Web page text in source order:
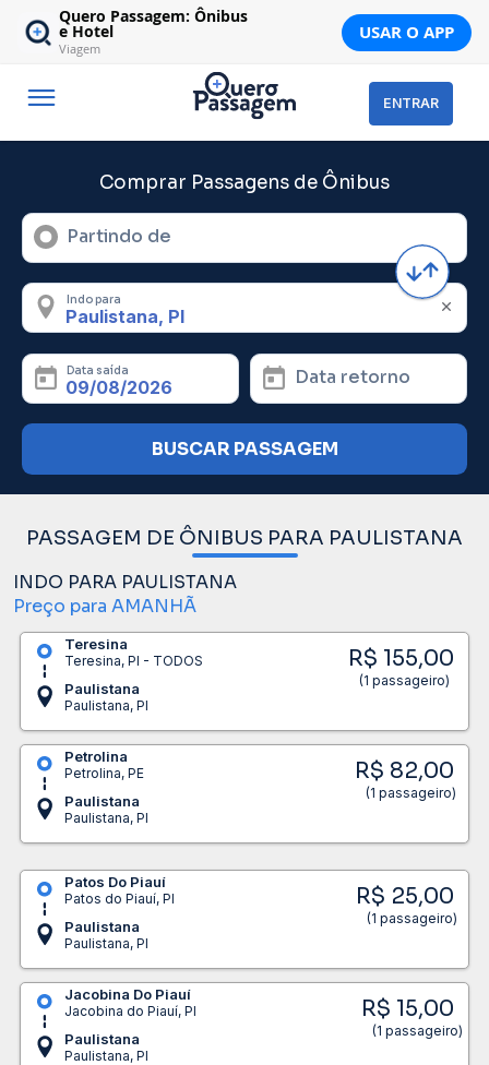
Quero Passagem: Ônibus
e Hotel
Viagem
USAR O APP
ENTRAR
Comprar Passagens de Ônibus
Partindo de
Indo para
Data saída Data retorno
BUSCAR PASSAGEM
PASSAGEM DE ÔNIBUS PARA PAULISTANA
INDO PARA PAULISTANA
Preço para AMANHÃ
Teresina
Teresina, PI - TODOS
Paulistana
Paulistana, PI
R$ 155,00
(1 passageiro)
Petrolina
Petrolina, PE
Paulistana
Paulistana, PI
R$ 82,00
(1 passageiro)
Patos Do Piauí
Patos do Piauí, PI
Paulistana
Paulistana, PI
R$ 25,00
(1 passageiro)
Jacobina Do Piauí
Jacobina do Piauí, PI
Paulistana
Paulistana, PI
R$ 15,00
(1 passageiro)